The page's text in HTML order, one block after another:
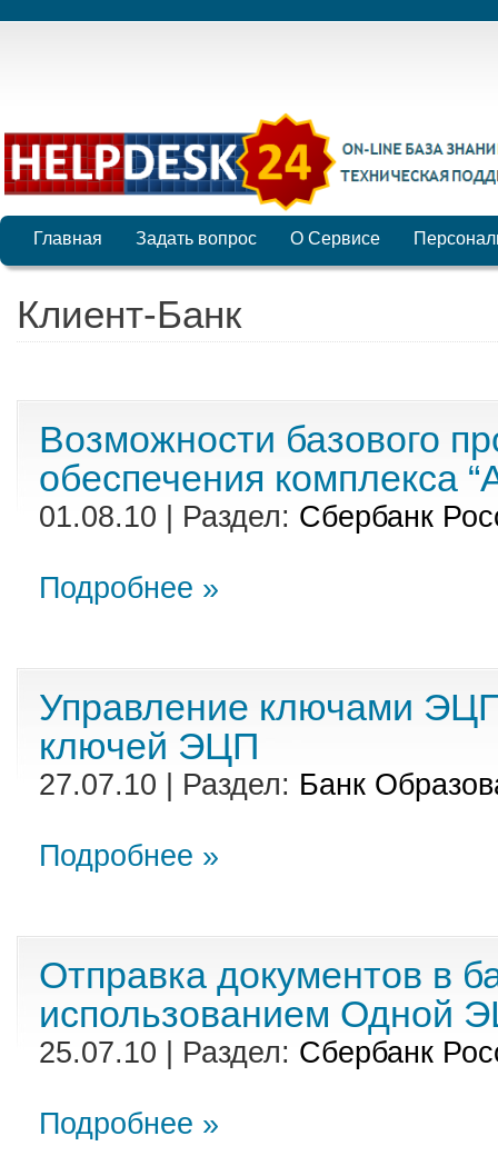
Главная Задать вопрос О Сервисе
Клиент-Банк
Возможности базового
обеспечения комплекса
01.08.10 | Раздел: Сбербанк
Подробнее »
Управление ключами
ключей ЭЦП
27.07.10 | Раздел: Банк
Подробнее »
Отправка документов в
использованием Одной
25.07.10 | Раздел: Сбербанк
Подробнее »